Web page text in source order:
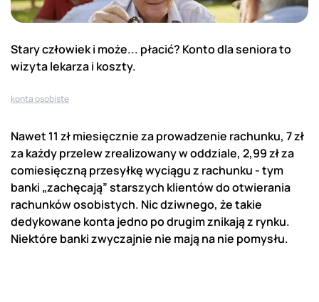
Stary człowiek i może... płacić? Konto dla seniora to
wizyta lekarza i koszty.
konta osobiste
Nawet 11 zł miesięcznie za prowadzenie rachunku, 7 zł
za każdy przelew zrealizowany w oddziale, 2,99 zł za
comiesięczną przesyłkę wyciągu z rachunku - tym
banki „zachęcają” starszych klientów do otwierania
rachunków osobistych. Nic dziwnego, że takie
dedykowane konta jedno po drugim znikają z rynku.
Niektóre banki zwyczajnie nie mają na nie pomysłu.